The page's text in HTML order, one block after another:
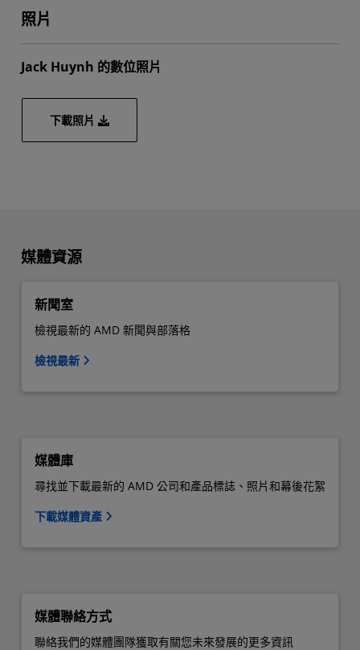
照片
Jack Huynh 的數位照片
下載照片
媒體資源
新聞室​
檢視最新的 AMD 新聞與部落格
檢視最新
媒體庫
尋找並下載最新的 AMD 公司和產品標誌、照片和幕後花絮
下載媒體資產
媒體聯絡方式
聯絡我們的媒體團隊獲取有關您未來發展的更多資訊